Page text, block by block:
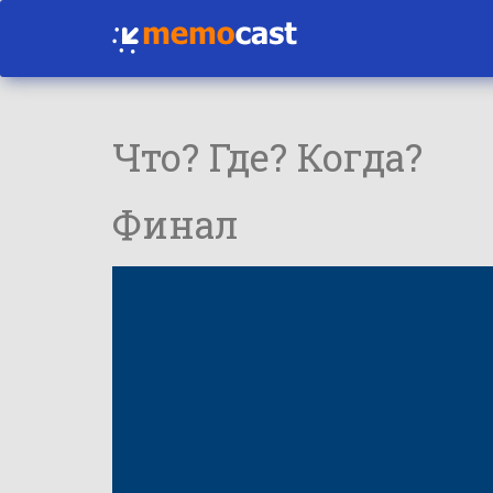
Что? Где? Когда?
Финал